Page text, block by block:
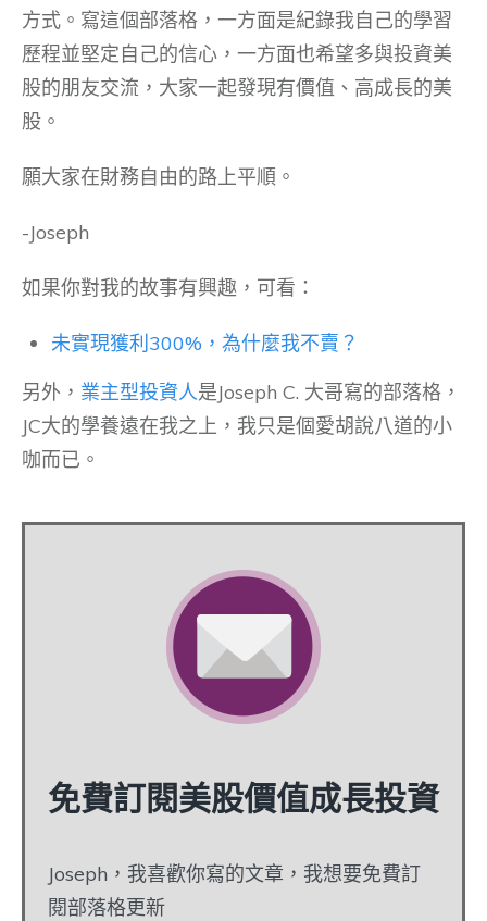
方式。寫這個部落格，一方面是紀錄我自己的學習
歷程並堅定自己的信心，一方面也希望多與投資美
股的朋友交流，大家一起發現有價值、高成長的美
股。
願大家在財務自由的路上平順。
-Joseph
如果你對我的故事有興趣，可看：
未實現獲利300%，為什麼我不賣？
另外， 業主型投資人是Joseph C. 大哥寫的部落格，
JC大的學養遠在我之上，我只是個愛胡說八道的小
咖而已。
免費訂閱美股價值成長投資
Joseph，我喜歡你寫的文章，我想要免費訂
閱部落格更新